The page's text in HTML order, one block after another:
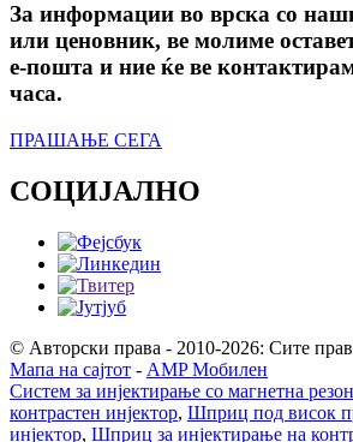
За информации во врска со
или ценовник, ве молиме
е-пошта и ние ќе ве
часа.
ПРАШАЊЕ СЕГА
СОЦИЈАЛНО
© Авторски права - 2010-2026: Сите
Мапа на сајтот - AMP Мобилен
Систем за инјектирање со магнетна
контрастен инјектор, Шприц под висок
инјектор, Шприц за инјектирање на